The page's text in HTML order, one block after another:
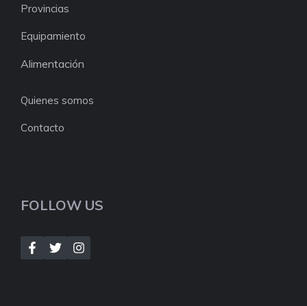
Provincias
Equipamiento
Alimentación
Quienes somos
Contacto
FOLLOW US